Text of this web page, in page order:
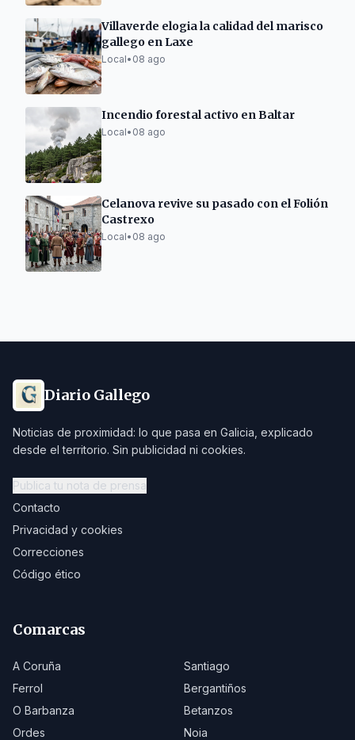
Villaverde elogia la calidad del marisco
gallego en Laxe
Local• 08 ago
Incendio forestal activo en Baltar
Local• 08 ago
Celanova revive su pasado con el Folión
Castrexo
Local• 08 ago
Diario Gallego
Noticias de proximidad: lo que pasa en Galicia, explicado
desde el territorio. Sin publicidad ni cookies.
Publica tu nota de prensa
Contacto
Privacidad y cookies
Correcciones
Código ético
Comarcas
A Coruña
Santiago
Ferrol
Bergantiños
O Barbanza
Betanzos
Ordes
Noia